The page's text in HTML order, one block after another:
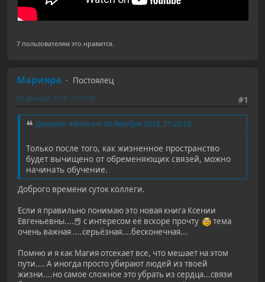
7 пользователям это нравится.
Марияра
Постоялец
#1
09 декабря 2019, 23:29:49
Цитата: Admin от 09 декабря 2019, 21:25:56
Только после того, как жизненное пространство
будет вычищено от обременяющих связей, можно
начинать обучение.
Доброго времени суток коллеги.
Если я правильно понимаю это новая книга Ксении
Евгеньевны....📕 с интересом её вскоре прочту
тема
очень важная ....серьёзная....бесконечная...
Помню и я как Магия отсекает все, что мешает на этом
пути.... А иногда просто убирают людей из твоей
жизни....но самое сложное это убрать из сердца...связи